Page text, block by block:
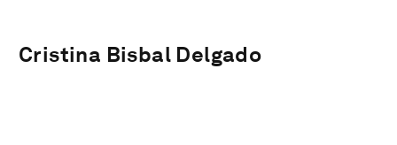
Cristina Bisbal Delgado